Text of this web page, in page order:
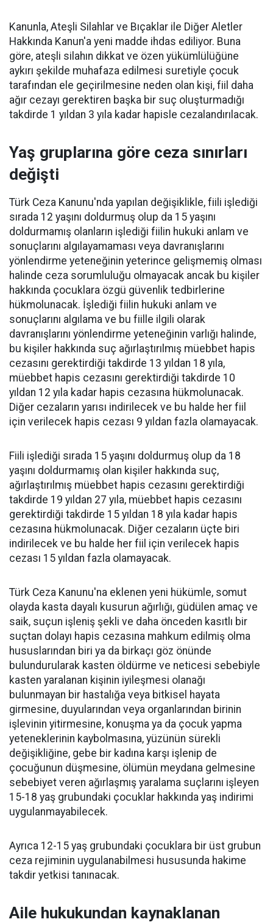
Kanunla, Ateşli Silahlar ve Bıçaklar ile Diğer Aletler
Hakkında Kanun'a yeni madde ihdas ediliyor. Buna
göre, ateşli silahın dikkat ve özen yükümlülüğüne
aykırı şekilde muhafaza edilmesi suretiyle çocuk
tarafından ele geçirilmesine neden olan kişi, fiil daha
ağır cezayı gerektiren başka bir suç oluşturmadığı
takdirde 1 yıldan 3 yıla kadar hapisle cezalandırılacak.
Yaş gruplarına göre ceza sınırları
değişti
Türk Ceza Kanunu'nda yapılan değişiklikle, fiili işlediği
sırada 12 yaşını doldurmuş olup da 15 yaşını
doldurmamış olanların işlediği fiilin hukuki anlam ve
sonuçlarını algılayamaması veya davranışlarını
yönlendirme yeteneğinin yeterince gelişmemiş olması
halinde ceza sorumluluğu olmayacak ancak bu kişiler
hakkında çocuklara özgü güvenlik tedbirlerine
hükmolunacak. İşlediği fiilin hukuki anlam ve
sonuçlarını algılama ve bu fiille ilgili olarak
davranışlarını yönlendirme yeteneğinin varlığı halinde,
bu kişiler hakkında suç ağırlaştırılmış müebbet hapis
cezasını gerektirdiği takdirde 13 yıldan 18 yıla,
müebbet hapis cezasını gerektirdiği takdirde 10
yıldan 12 yıla kadar hapis cezasına hükmolunacak.
Diğer cezaların yarısı indirilecek ve bu halde her fiil
için verilecek hapis cezası 9 yıldan fazla olamayacak.
Fiili işlediği sırada 15 yaşını doldurmuş olup da 18
yaşını doldurmamış olan kişiler hakkında suç,
ağırlaştırılmış müebbet hapis cezasını gerektirdiği
takdirde 19 yıldan 27 yıla, müebbet hapis cezasını
gerektirdiği takdirde 15 yıldan 18 yıla kadar hapis
cezasına hükmolunacak. Diğer cezaların üçte biri
indirilecek ve bu halde her fiil için verilecek hapis
cezası 15 yıldan fazla olamayacak.
Türk Ceza Kanunu'na eklenen yeni hükümle, somut
olayda kasta dayalı kusurun ağırlığı, güdülen amaç ve
saik, suçun işleniş şekli ve daha önceden kasıtlı bir
suçtan dolayı hapis cezasına mahkum edilmiş olma
hususlarından biri ya da birkaçı göz önünde
bulundurularak kasten öldürme ve neticesi sebebiyle
kasten yaralanan kişinin iyileşmesi olanağı
bulunmayan bir hastalığa veya bitkisel hayata
girmesine, duyularından veya organlarından birinin
işlevinin yitirmesine, konuşma ya da çocuk yapma
yeteneklerinin kaybolmasına, yüzünün sürekli
değişikliğine, gebe bir kadına karşı işlenip de
çocuğunun düşmesine, ölümün meydana gelmesine
sebebiyet veren ağırlaşmış yaralama suçlarını işleyen
15-18 yaş grubundaki çocuklar hakkında yaş indirimi
uygulanmayabilecek.
Ayrıca 12-15 yaş grubundaki çocuklara bir üst grubun
ceza rejiminin uygulanabilmesi hususunda hakime
takdir yetkisi tanınacak.
Aile hukukundan kaynaklanan